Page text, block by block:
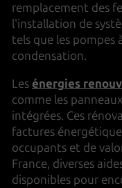
remplacement des
l'installation de
tels que les pompes
condensation.
Les énergies
comme les
intégrées. Ces
factures
occupants et de
France, diverses
disponibles pour